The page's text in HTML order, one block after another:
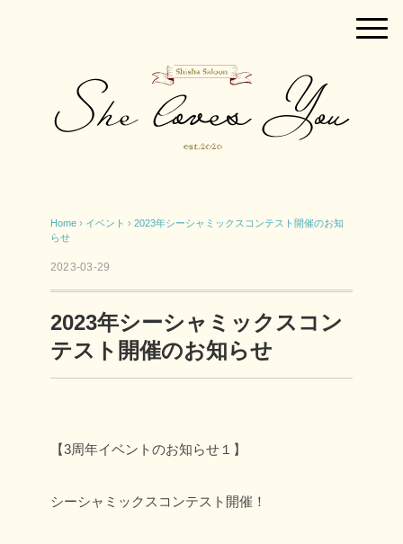
Home › イベント › 2023年シーシャミックスコンテスト開催のお知
らせ
2023-03-29
2023年シーシャミックスコン
テスト開催のお知らせ
【3周年イベントのお知らせ１】
シーシャミックスコンテスト開催！